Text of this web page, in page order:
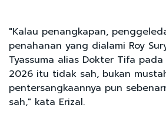
"Kalau penangkapan,
penahanan yang dialami Roy
Tyassuma alias Dokter Tifa pada
2026 itu tidak sah, bukan
pentersangkaannya pun
sah," kata Erizal.